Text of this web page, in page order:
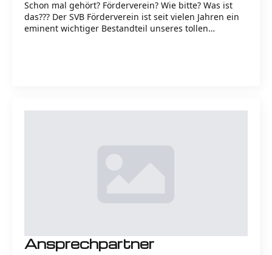
Schon mal gehört? Förderverein? Wie bitte? Was ist
das??? Der SVB Förderverein ist seit vielen Jahren ein
eminent wichtiger Bestandteil unseres tollen…
Ansprechpartner